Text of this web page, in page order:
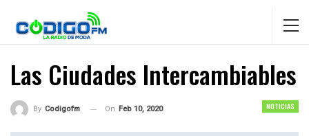
Las Ciudades Intercambiables
NOTICIAS
By Codigofm On Feb 10, 2020